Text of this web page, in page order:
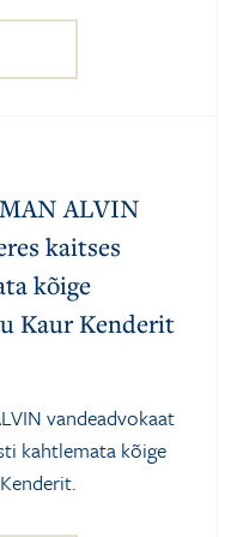
ALVIN
kaitses
kõige
Kaur Kenderit
vandeadvokaat
kahtlemata kõige